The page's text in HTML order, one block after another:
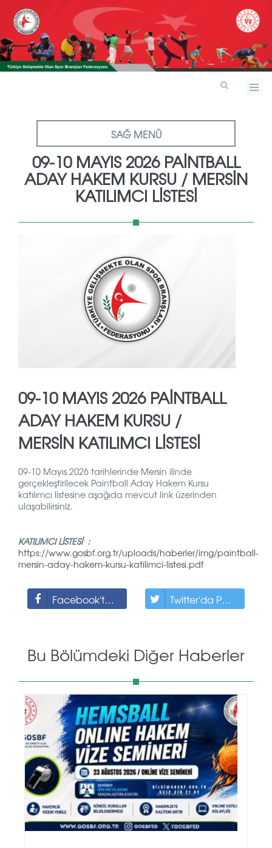
SAĞ MENÜ
09-10 MAYIS 2026 PAİNTBALL
ADAY HAKEM KURSU / MERSİN
KATILIMCI LİSTESİ
09-10 MAYIS 2026 PAİNTBALL
ADAY HAKEM KURSU /
MERSİN KATILIMCI LİSTESİ
09-10 Mayıs 2026 tarihlerinde Mersin ilinde
gerçekleştirilecek Paintball Aday Hakem Kursu
katılımcı listesine aşağıda mevcut link üzerinden
ulaşabilirsiniz.
KATILIMCI LİSTESİ :
https://www.gosbf.org.tr/uploads/haberler/img/paintball-
mersin-aday-hakem-kursu-katilimci-listesi.pdf
Facebook'ta Paylaş Twitter'da Paylaş
Bu Bölümdeki Diğer Haberler